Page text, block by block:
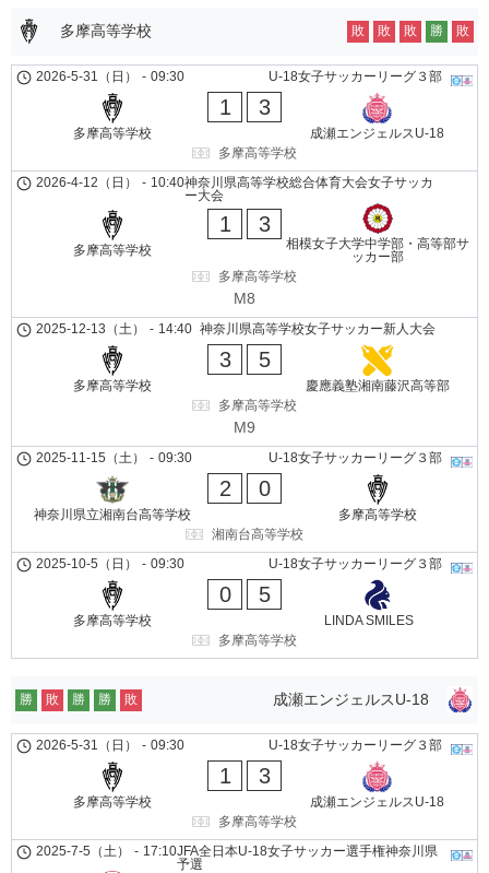
多摩高等学校 敗 敗 敗 勝 敗
U-18女子サッカーリーグ３部
2026-5-31（日） - 09:30
多摩高等学校
1 3
成瀬エンジェルスU-18
多摩高等学校
神奈川県高等学校総合体育大会女子サッカ
ー大会
2026-4-12（日） - 10:40
多摩高等学校
1 3
相模女子大学中学部・高等部サ
ッカー部
多摩高等学校
M8
神奈川県高等学校女子サッカー新人大会
2025-12-13（土） - 14:40
多摩高等学校
3 5
慶應義塾湘南藤沢高等部
多摩高等学校
M9
U-18女子サッカーリーグ３部
2025-11-15（土） - 09:30
神奈川県立湘南台高等学校
2 0
多摩高等学校
湘南台高等学校
U-18女子サッカーリーグ３部
2025-10-5（日） - 09:30
多摩高等学校
0 5
LINDA SMILES
多摩高等学校
成瀬エンジェルスU-18
勝 敗 勝 勝 敗
U-18女子サッカーリーグ３部
2026-5-31（日） - 09:30
多摩高等学校
1 3
成瀬エンジェルスU-18
多摩高等学校
JFA全日本U-18女子サッカー選手権神奈川県
予選
2025-7-5（土） - 17:10